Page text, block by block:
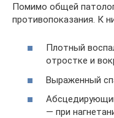
Помимо общей
противопоказания. К
Плотный
отростке и
Выраженный
— при